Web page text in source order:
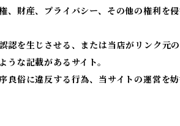
、財産、プライバシー、その他の権利を
認を生じさせる、または当店がリンク元の
うな記載があるサイト。
良俗に違反する行為、当サイトの運営を